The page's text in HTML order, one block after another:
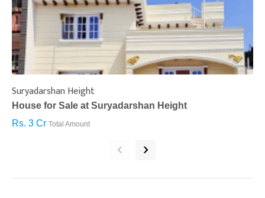
Suryadarshan Height
House for Sale at Suryadarshan Height
Rs. 3 Cr Total Amount
‹ ›